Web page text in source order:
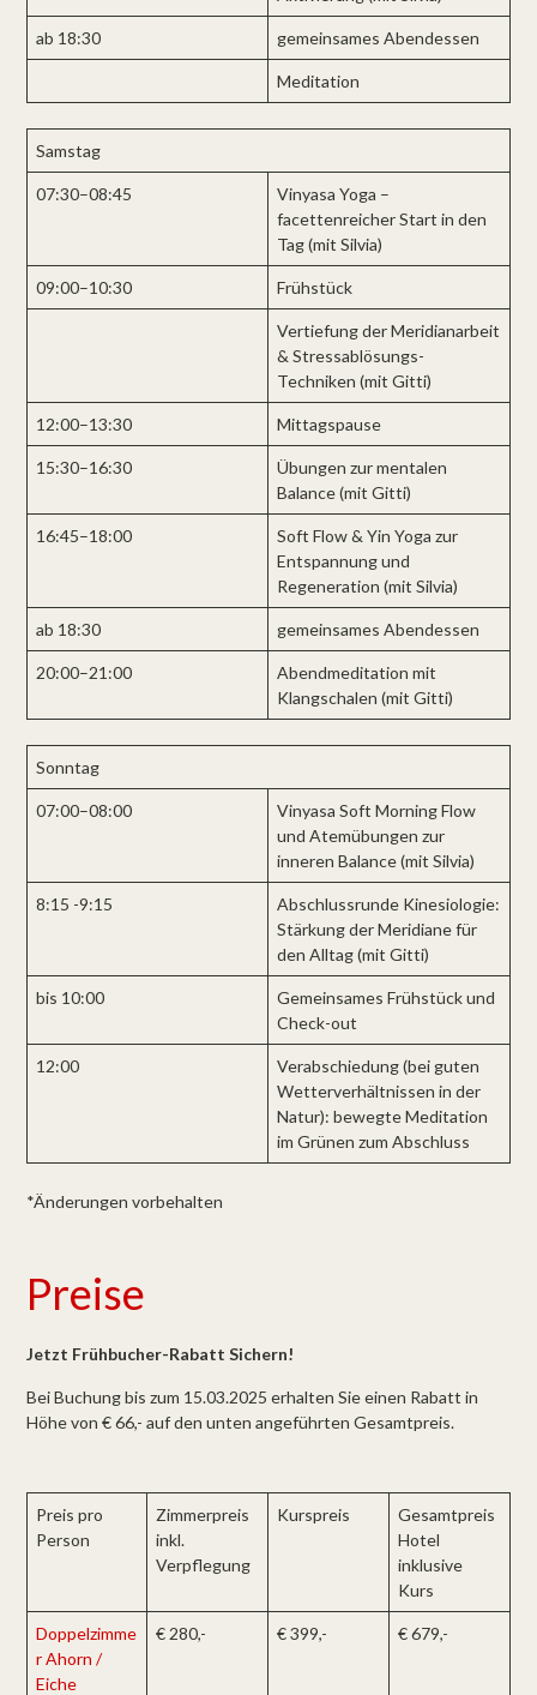
ab 18:30 gemeinsames Abendessen
Meditation
Samstag
07:30–08:45
Vinyasa Yoga –
facettenreicher Start in den
Tag (mit Silvia)
09:00–10:30 Frühstück
Vertiefung der Meridianarbeit
& Stressablösungs-
Techniken (mit Gitti)
12:00–13:30 Mittagspause
15:30–16:30
Übungen zur mentalen
Balance (mit Gitti)
16:45–18:00
Soft Flow & Yin Yoga zur
Entspannung und
Regeneration (mit Silvia)
ab 18:30 gemeinsames Abendessen
20:00–21:00
Abendmeditation mit
Klangschalen (mit Gitti)
Sonntag
07:00–08:00
Vinyasa Soft Morning Flow
und Atemübungen zur
inneren Balance (mit Silvia)
8:15 -9:15
Abschlussrunde Kinesiologie:
Stärkung der Meridiane für
den Alltag (mit Gitti)
bis 10:00
Gemeinsames Frühstück und
Check-out
12:00
Verabschiedung (bei guten
Wetterverhältnissen in der
Natur): bewegte Meditation
im Grünen zum Abschluss
*Änderungen vorbehalten
Preise
Jetzt Frühbucher-Rabatt Sichern!
Bei Buchung bis zum 15.03.2025 erhalten Sie einen Rabatt in
Höhe von € 66,- auf den unten angeführten Gesamtpreis.
Preis pro
Person
Zimmerpreis
inkl.
Verpflegung
Kurspreis
Gesamtpreis
Hotel
inklusive
Kurs
Doppelzimme
r Ahorn /
Eiche
€ 280,- € 399,- € 679,-